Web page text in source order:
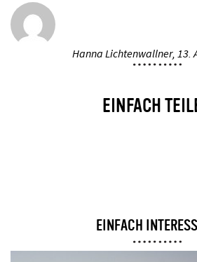
Hanna Lichtenwallner, 13.
EINFACH
EINFACH